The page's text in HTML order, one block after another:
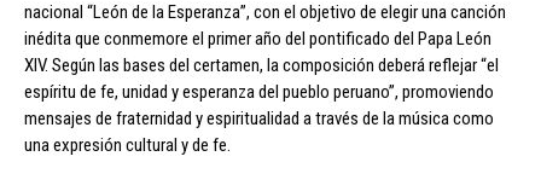
nacional “León de la Esperanza”, con el objetivo de elegir una canción
inédita que conmemore el primer año del pontificado del Papa León
XIV. Según las bases del certamen, la composición deberá reflejar “el
espíritu de fe, unidad y esperanza del pueblo peruano”, promoviendo
mensajes de fraternidad y espiritualidad a través de la música como
una expresión cultural y de fe.